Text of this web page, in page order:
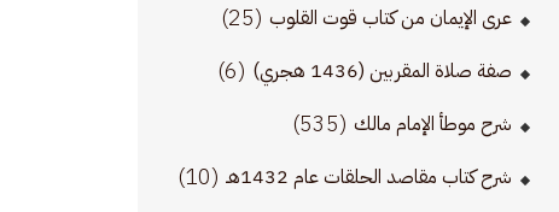
عرى الإيمان من كتاب قوت القلوب (25)
صفة صلاة المقربين (1436 هجري) (6)
شرح موطأ الإمام مالك (535)
شرح كتاب مقاصد الحلقات عام 1432هـ (10)